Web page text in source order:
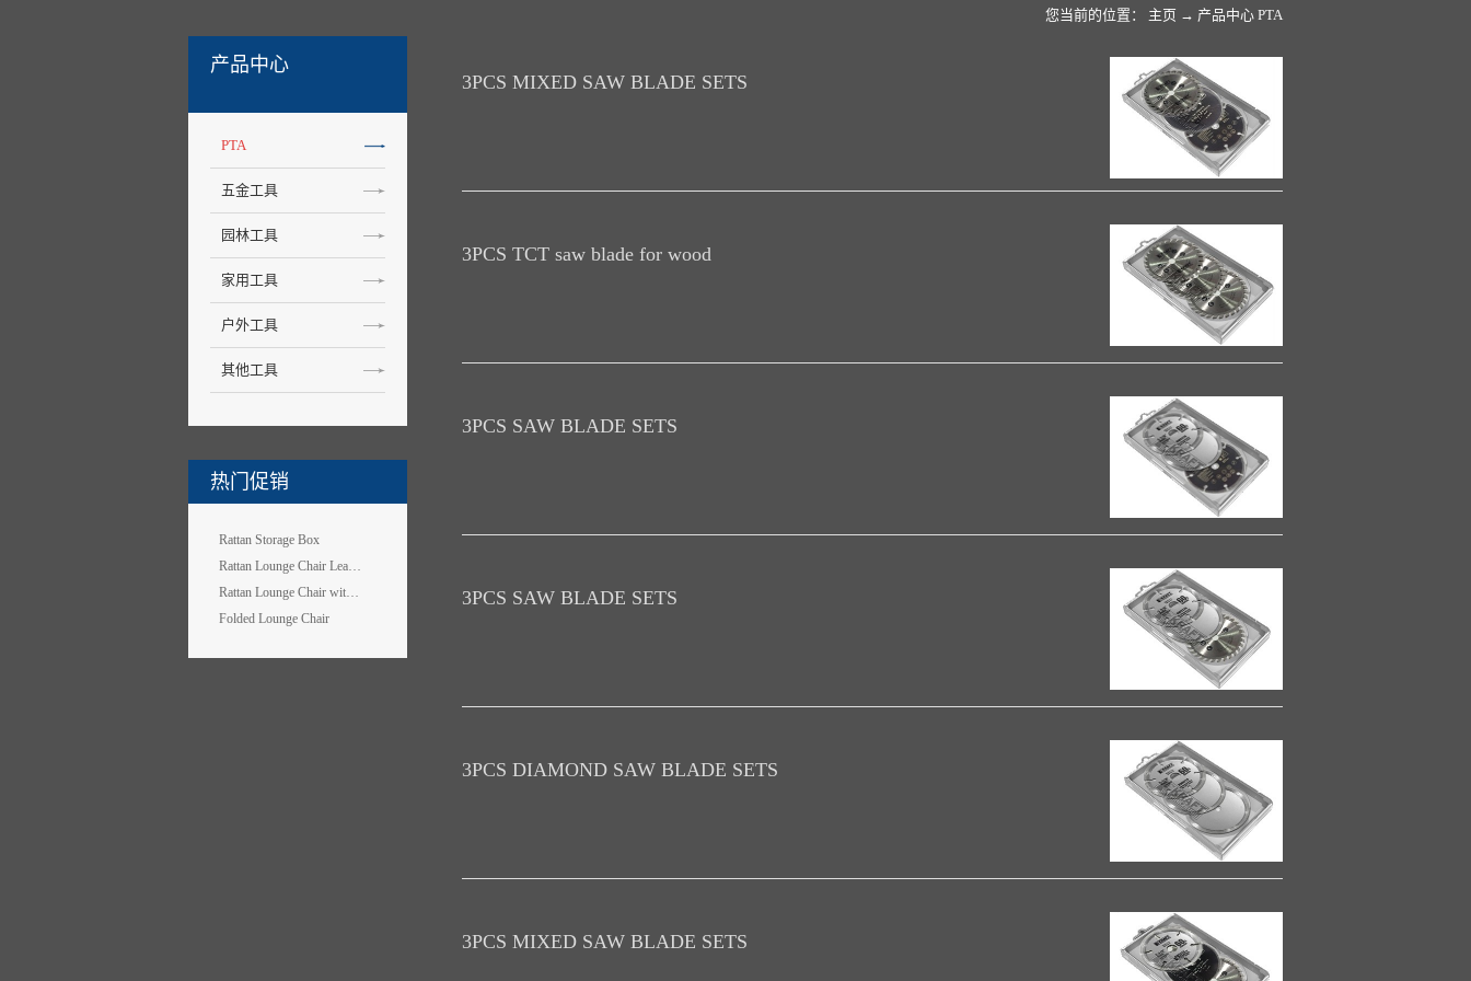
产品中心
PTA
五金工具
园林工具
家用工具
户外工具
其他工具
热门促销
Rattan Storage Box
Rattan Lounge Chair Leaf Design
Rattan Lounge Chair with Wheels
Folded Lounge Chair
您当前的位置： 主页 → 产品中心 PTA
3PCS MIXED SAW BLADE SETS
3PCS TCT saw blade for wood
3PCS SAW BLADE SETS
3PCS SAW BLADE SETS
3PCS DIAMOND SAW BLADE SETS
3PCS MIXED SAW BLADE SETS